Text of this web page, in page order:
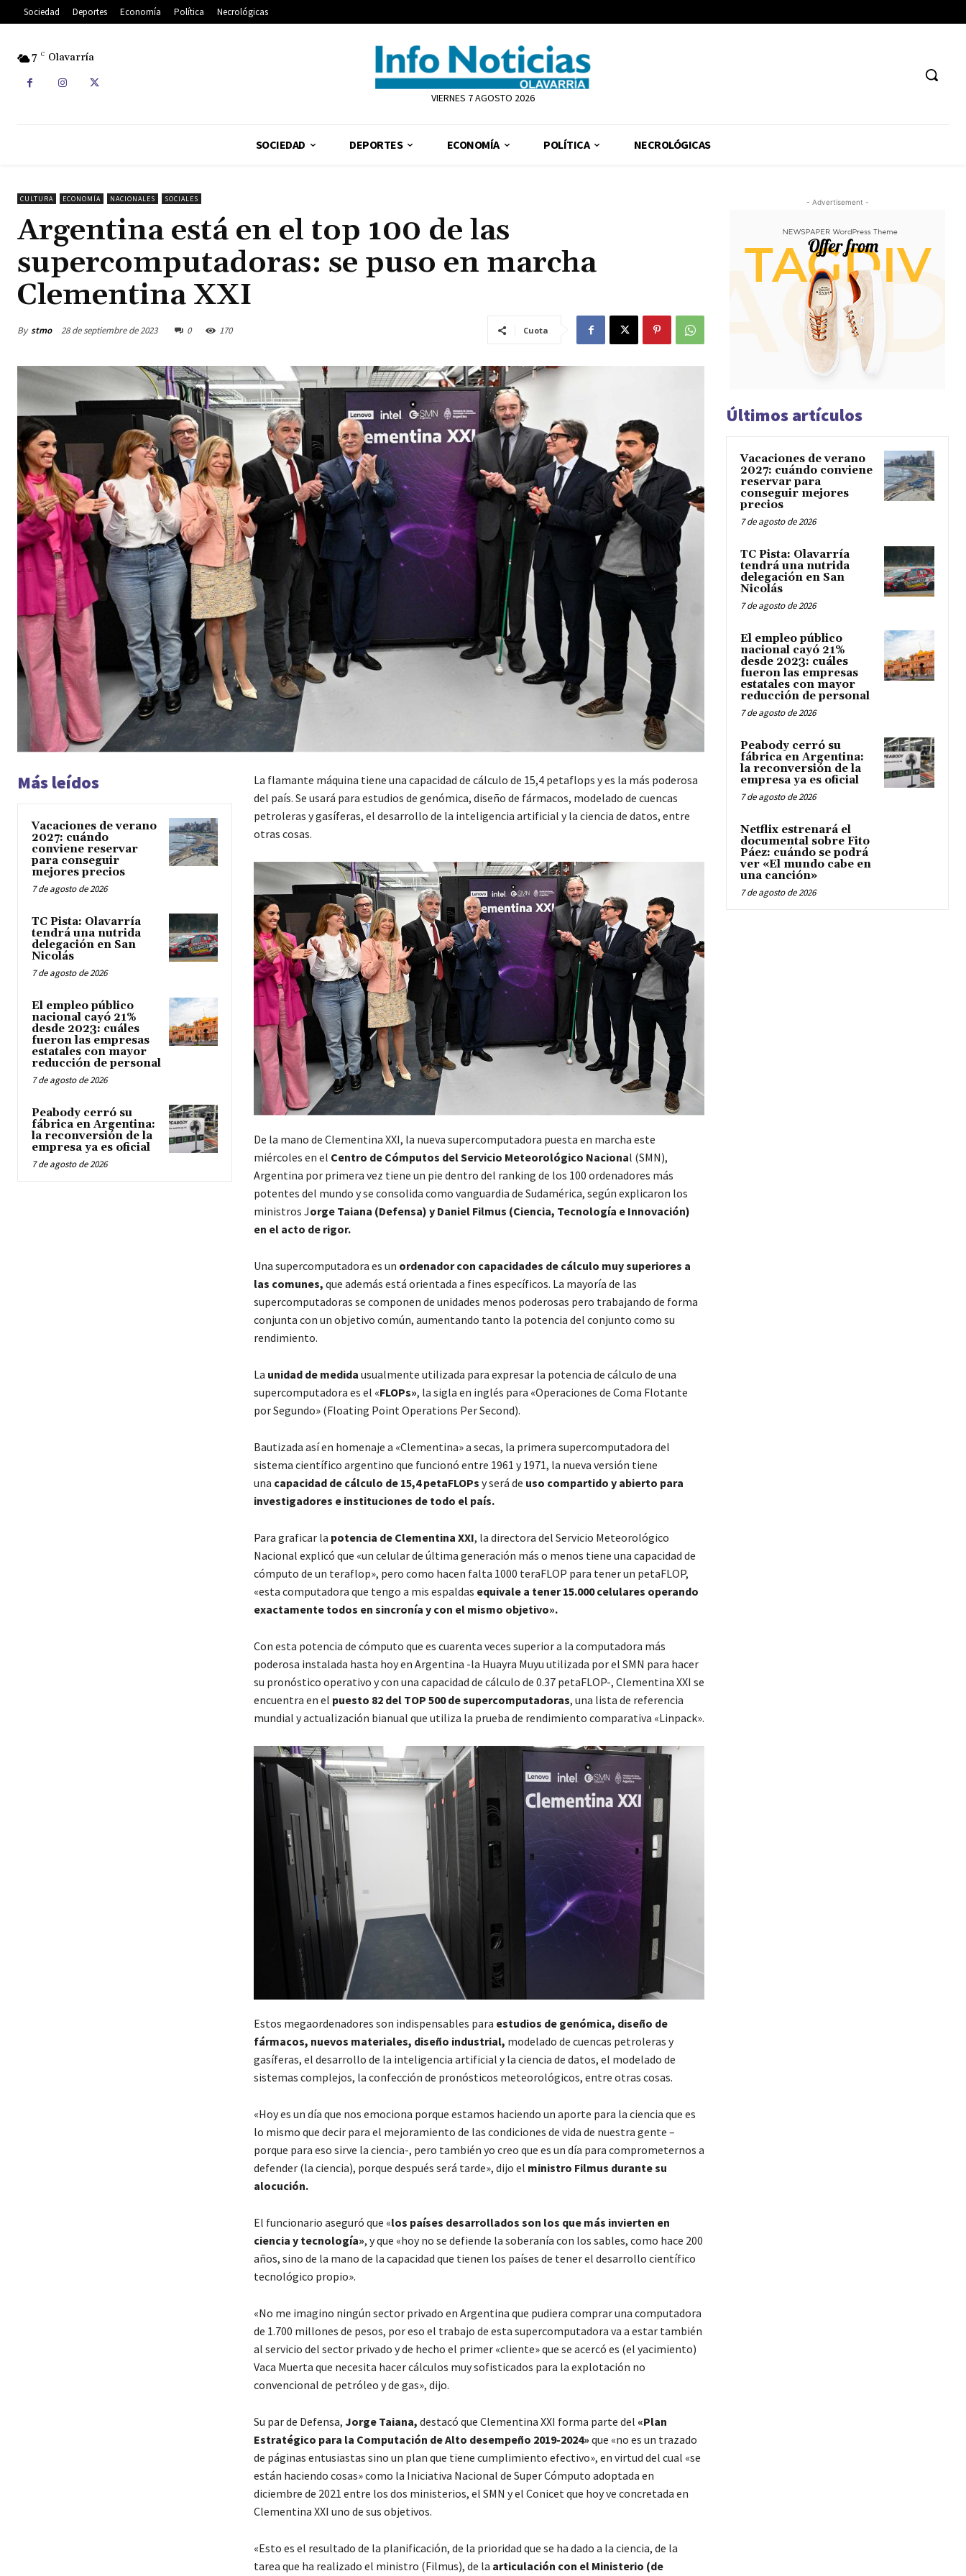
Sociedad Deportes Economía Política Necrológicas
7 C Olavarría
VIERNES 7 AGOSTO 2026
SOCIEDAD DEPORTES ECONOMÍA POLÍTICA NECROLÓGICAS
CULTURA ECONOMÍA NACIONALES SOCIALES
Argentina está en el top 100 de las
supercomputadoras: se puso en marcha
Clementina XXI
By stmo 28 de septiembre de 2023 0 170 Cuota
Más leídos
Vacaciones de verano
2027: cuándo
conviene reservar
para conseguir
mejores precios
7 de agosto de 2026
TC Pista: Olavarría
tendrá una nutrida
delegación en San
Nicolás
7 de agosto de 2026
El empleo público
nacional cayó 21%
desde 2023: cuáles
fueron las empresas
estatales con mayor
reducción de personal
7 de agosto de 2026
Peabody cerró su
fábrica en Argentina:
la reconversión de la
empresa ya es oficial
7 de agosto de 2026
La flamante máquina tiene una capacidad de cálculo de 15,4 petaflops y es la más poderosa
del país. Se usará para estudios de genómica, diseño de fármacos, modelado de cuencas
petroleras y gasíferas, el desarrollo de la inteligencia artificial y la ciencia de datos, entre
otras cosas.
De la mano de Clementina XXI, la nueva supercomputadora puesta en marcha este
miércoles en el Centro de Cómputos del Servicio Meteorológico Nacional (SMN),
Argentina por primera vez tiene un pie dentro del ranking de los 100 ordenadores más
potentes del mundo y se consolida como vanguardia de Sudamérica, según explicaron los
ministros Jorge Taiana (Defensa) y Daniel Filmus (Ciencia, Tecnología e Innovación)
en el acto de rigor.
Una supercomputadora es un ordenador con capacidades de cálculo muy superiores a
las comunes, que además está orientada a fines específicos. La mayoría de las
supercomputadoras se componen de unidades menos poderosas pero trabajando de forma
conjunta con un objetivo común, aumentando tanto la potencia del conjunto como su
rendimiento.
La unidad de medida usualmente utilizada para expresar la potencia de cálculo de una
supercomputadora es el «FLOPs», la sigla en inglés para «Operaciones de Coma Flotante
por Segundo» (Floating Point Operations Per Second).
Bautizada así en homenaje a «Clementina» a secas, la primera supercomputadora del
sistema científico argentino que funcionó entre 1961 y 1971, la nueva versión tiene
una capacidad de cálculo de 15,4 petaFLOPs y será de uso compartido y abierto para
investigadores e instituciones de todo el país.
Para graficar la potencia de Clementina XXI, la directora del Servicio Meteorológico
Nacional explicó que «un celular de última generación más o menos tiene una capacidad de
cómputo de un teraflop», pero como hacen falta 1000 teraFLOP para tener un petaFLOP,
«esta computadora que tengo a mis espaldas equivale a tener 15.000 celulares operando
exactamente todos en sincronía y con el mismo objetivo».
Con esta potencia de cómputo que es cuarenta veces superior a la computadora más
poderosa instalada hasta hoy en Argentina -la Huayra Muyu utilizada por el SMN para hacer
su pronóstico operativo y con una capacidad de cálculo de 0.37 petaFLOP-, Clementina XXI se
encuentra en el puesto 82 del TOP 500 de supercomputadoras, una lista de referencia
mundial y actualización bianual que utiliza la prueba de rendimiento comparativa «Linpack».
Estos megaordenadores son indispensables para estudios de genómica, diseño de
fármacos, nuevos materiales, diseño industrial, modelado de cuencas petroleras y
gasíferas, el desarrollo de la inteligencia artificial y la ciencia de datos, el modelado de
sistemas complejos, la confección de pronósticos meteorológicos, entre otras cosas.
«Hoy es un día que nos emociona porque estamos haciendo un aporte para la ciencia que es
lo mismo que decir para el mejoramiento de las condiciones de vida de nuestra gente –
porque para eso sirve la ciencia-, pero también yo creo que es un día para comprometernos a
defender (la ciencia), porque después será tarde», dijo el ministro Filmus durante su
alocución.
El funcionario aseguró que «los países desarrollados son los que más invierten en
ciencia y tecnología», y que «hoy no se defiende la soberanía con los sables, como hace 200
años, sino de la mano de la capacidad que tienen los países de tener el desarrollo científico
tecnológico propio».
«No me imagino ningún sector privado en Argentina que pudiera comprar una computadora
de 1.700 millones de pesos, por eso el trabajo de esta supercomputadora va a estar también
al servicio del sector privado y de hecho el primer «cliente» que se acercó es (el yacimiento)
Vaca Muerta que necesita hacer cálculos muy sofisticados para la explotación no
convencional de petróleo y de gas», dijo.
Su par de Defensa, Jorge Taiana, destacó que Clementina XXI forma parte del «Plan
Estratégico para la Computación de Alto desempeño 2019-2024» que «no es un trazado
de páginas entusiastas sino un plan que tiene cumplimiento efectivo», en virtud del cual «se
están haciendo cosas» como la Iniciativa Nacional de Super Cómputo adoptada en
diciembre de 2021 entre los dos ministerios, el SMN y el Conicet que hoy ve concretada en
Clementina XXI uno de sus objetivos.
«Esto es el resultado de la planificación, de la prioridad que se ha dado a la ciencia, de la
tarea que ha realizado el ministro (Filmus), de la articulación con el Ministerio (de
- Advertisement -
Últimos artículos
Vacaciones de verano
2027: cuándo conviene
reservar para
conseguir mejores
precios
7 de agosto de 2026
TC Pista: Olavarría
tendrá una nutrida
delegación en San
Nicolás
7 de agosto de 2026
El empleo público
nacional cayó 21%
desde 2023: cuáles
fueron las empresas
estatales con mayor
reducción de personal
7 de agosto de 2026
Peabody cerró su
fábrica en Argentina:
la reconversión de la
empresa ya es oficial
7 de agosto de 2026
Netflix estrenará el
documental sobre Fito
Páez: cuándo se podrá
ver «El mundo cabe en
una canción»
7 de agosto de 2026